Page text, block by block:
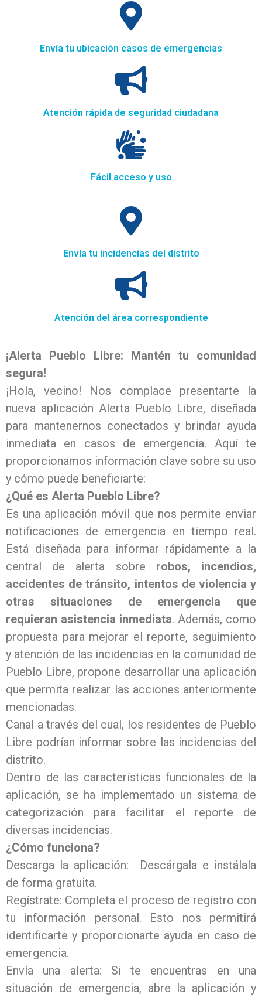
Envía tu ubicación casos de emergencias
Atención rápida de seguridad ciudadana
Fácil acceso y uso
Envía tu incidencias del distrito
Atención del área correspondiente
¡Alerta Pueblo Libre: Mantén tu comunidad
segura!
¡Hola, vecino! Nos complace presentarte la
nueva aplicación Alerta Pueblo Libre, diseñada
para mantenernos conectados y brindar ayuda
inmediata en casos de emergencia. Aquí te
proporcionamos información clave sobre su uso
y cómo puede beneficiarte:
¿Qué es Alerta Pueblo Libre?
Es una aplicación móvil que nos permite enviar
notificaciones de emergencia en tiempo real.
Está diseñada para informar rápidamente a la
central de alerta sobre robos, incendios,
accidentes de tránsito, intentos de violencia y
otras situaciones de emergencia que
requieran asistencia inmediata. Además, como
propuesta para mejorar el reporte, seguimiento
y atención de las incidencias en la comunidad de
Pueblo Libre, propone desarrollar una aplicación
que permita realizar las acciones anteriormente
mencionadas.
Canal a través del cual, los residentes de Pueblo
Libre podrían informar sobre las incidencias del
distrito.
Dentro de las características funcionales de la
aplicación, se ha implementado un sistema de
categorización para facilitar el reporte de
diversas incidencias.
¿Cómo funciona?
Descarga la aplicación: Descárgala e instálala
de forma gratuita.
Regístrate: Completa el proceso de registro con
tu información personal. Esto nos permitirá
identificarte y proporcionarte ayuda en caso de
emergencia.
Envía una alerta: Si te encuentras en una
situación de emergencia, abre la aplicación y